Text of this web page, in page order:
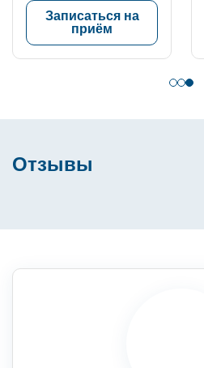
Записаться на
приём
Отзывы